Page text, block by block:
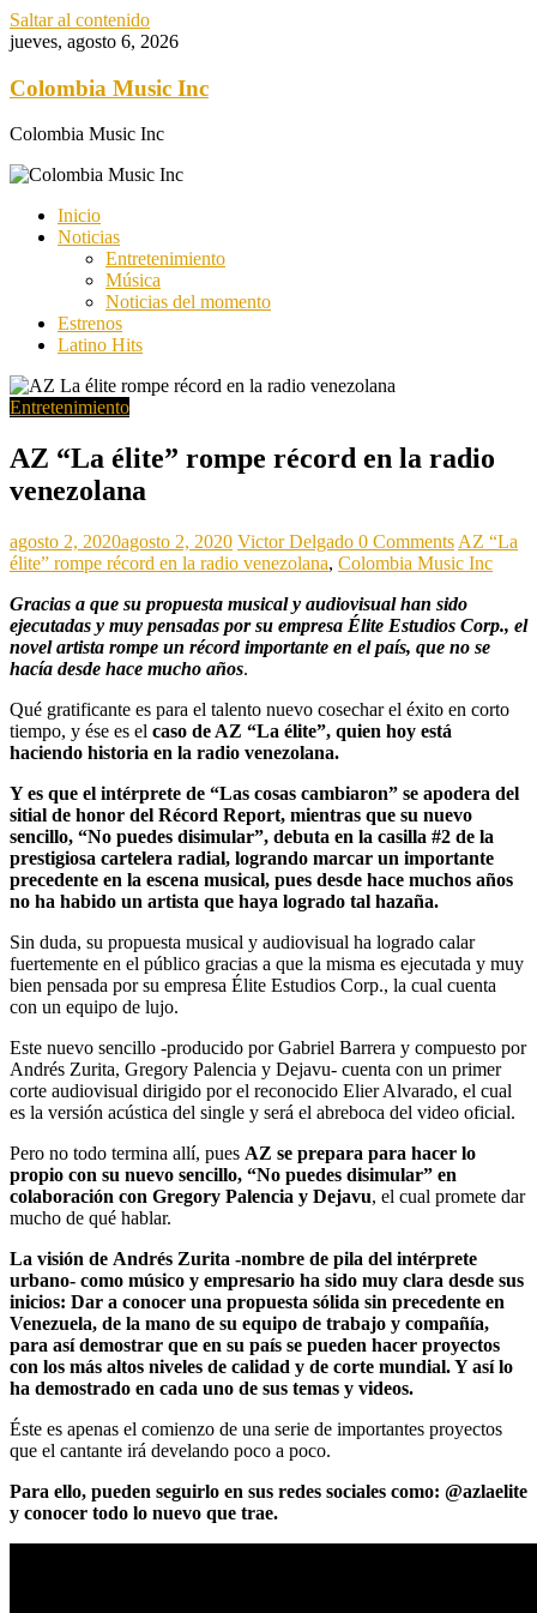
Saltar al contenido
jueves, agosto 6, 2026
Colombia Music Inc
Colombia Music Inc
Inicio
Noticias
Entretenimiento
Música
Noticias del momento
Estrenos
Latino Hits
Entretenimiento
AZ “La élite” rompe récord en la radio
venezolana
agosto 2, 2020agosto 2, 2020 Victor Delgado 0 Comments AZ “La
élite” rompe récord en la radio venezolana, Colombia Music Inc
Gracias a que su propuesta musical y audiovisual han sido
ejecutadas y muy pensadas por su empresa Élite Estudios Corp., el
novel artista rompe un récord importante en el país, que no se
hacía desde hace mucho años.
Qué gratificante es para el talento nuevo cosechar el éxito en corto
tiempo, y ése es el caso de AZ “La élite”, quien hoy está
haciendo historia en la radio venezolana.
Y es que el intérprete de “Las cosas cambiaron” se apodera del
sitial de honor del Récord Report, mientras que su nuevo
sencillo, “No puedes disimular”, debuta en la casilla #2 de la
prestigiosa cartelera radial, logrando marcar un importante
precedente en la escena musical, pues desde hace muchos años
no ha habido un artista que haya logrado tal hazaña.
Sin duda, su propuesta musical y audiovisual ha logrado calar
fuertemente en el público gracias a que la misma es ejecutada y muy
bien pensada por su empresa Élite Estudios Corp., la cual cuenta
con un equipo de lujo.
Este nuevo sencillo -producido por Gabriel Barrera y compuesto por
Andrés Zurita, Gregory Palencia y Dejavu- cuenta con un primer
corte audiovisual dirigido por el reconocido Elier Alvarado, el cual
es la versión acústica del single y será el abreboca del video oficial.
Pero no todo termina allí, pues AZ se prepara para hacer lo
propio con su nuevo sencillo, “No puedes disimular” en
colaboración con Gregory Palencia y Dejavu, el cual promete dar
mucho de qué hablar.
La visión de Andrés Zurita -nombre de pila del intérprete
urbano- como músico y empresario ha sido muy clara desde sus
inicios: Dar a conocer una propuesta sólida sin precedente en
Venezuela, de la mano de su equipo de trabajo y compañía,
para así demostrar que en su país se pueden hacer proyectos
con los más altos niveles de calidad y de corte mundial. Y así lo
ha demostrado en cada uno de sus temas y videos.
Éste es apenas el comienzo de una serie de importantes proyectos
que el cantante irá develando poco a poco.
Para ello, pueden seguirlo en sus redes sociales como: @azlaelite
y conocer todo lo nuevo que trae.